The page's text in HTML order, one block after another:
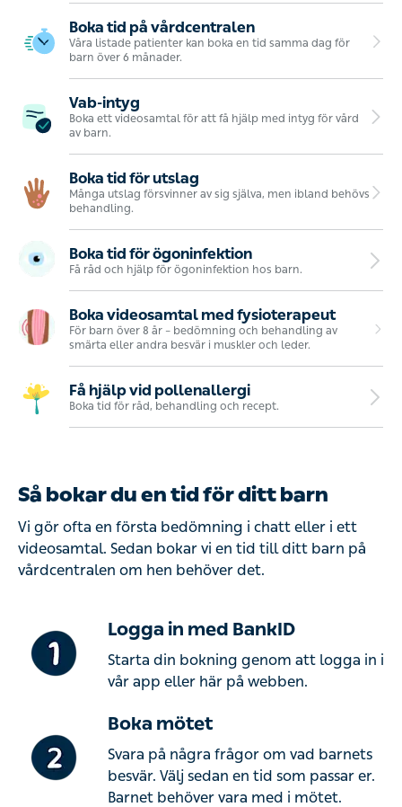
Boka tid på vårdcentralen
Våra listade patienter kan boka en tid samma dag för
barn över 6 månader.
Vab-intyg
Boka ett videosamtal för att få hjälp med intyg för vård
av barn.
Boka tid för utslag
Många utslag försvinner av sig själva, men ibland behövs
behandling.
Boka tid för ögoninfektion
Få råd och hjälp för ögoninfektion hos barn.
Boka videosamtal med fysioterapeut
För barn över 8 år – bedömning och behandling av
smärta eller andra besvär i muskler och leder.
Få hjälp vid pollenallergi
Boka tid för råd, behandling och recept.
Så bokar du en tid för ditt barn
Vi gör ofta en första bedömning i chatt eller i ett
videosamtal. Sedan bokar vi en tid till ditt barn på
vårdcentralen om hen behöver det.
Logga in med BankID
Starta din bokning genom att logga in i
vår app eller här på webben.
Boka mötet
Svara på några frågor om vad barnets
besvär. Välj sedan en tid som passar er.
Barnet behöver vara med i mötet.